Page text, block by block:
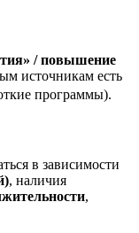
/ повышение
источникам есть
программы).
в зависимости
, наличия
,